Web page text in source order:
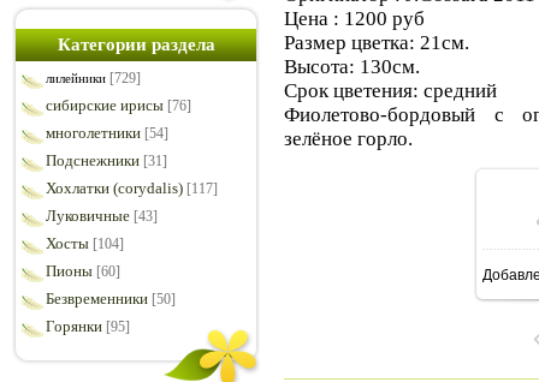
Категории раздела
лилейники [729]
сибирские ирисы [76]
многолетники [54]
Подснежники [31]
Хохлатки (corydalis) [117]
Луковичные [43]
Хосты [104]
Пионы [60]
Безвременники [50]
Горянки [95]
Цена : 1200 руб
Размер цветка: 21см.
Высота: 130см.
Срок цветения: средний
Фиолетово-бордовый с
зелёное горло.